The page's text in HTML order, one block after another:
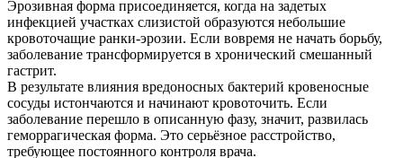
Эрозивная форма присоединяется, когда на задетых
инфекцией участках слизистой образуются небольшие
кровоточащие ранки-эрозии. Если вовремя не начать борьбу,
заболевание трансформируется в хронический смешанный
гастрит.
В результате влияния вредоносных бактерий кровеносные
сосуды истончаются и начинают кровоточить. Если
заболевание перешло в описанную фазу, значит, развилась
геморрагическая форма. Это серьёзное расстройство,
требующее постоянного контроля врача.